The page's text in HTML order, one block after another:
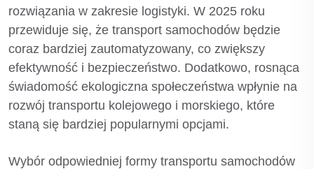
rozwiązania w zakresie logistyki. W 2025 roku
przewiduje się, że transport samochodów będzie
coraz bardziej zautomatyzowany, co zwiększy
efektywność i bezpieczeństwo. Dodatkowo, rosnąca
świadomość ekologiczna społeczeństwa wpłynie na
rozwój transportu kolejowego i morskiego, które
staną się bardziej popularnymi opcjami.
Wybór odpowiedniej formy transportu samochodów